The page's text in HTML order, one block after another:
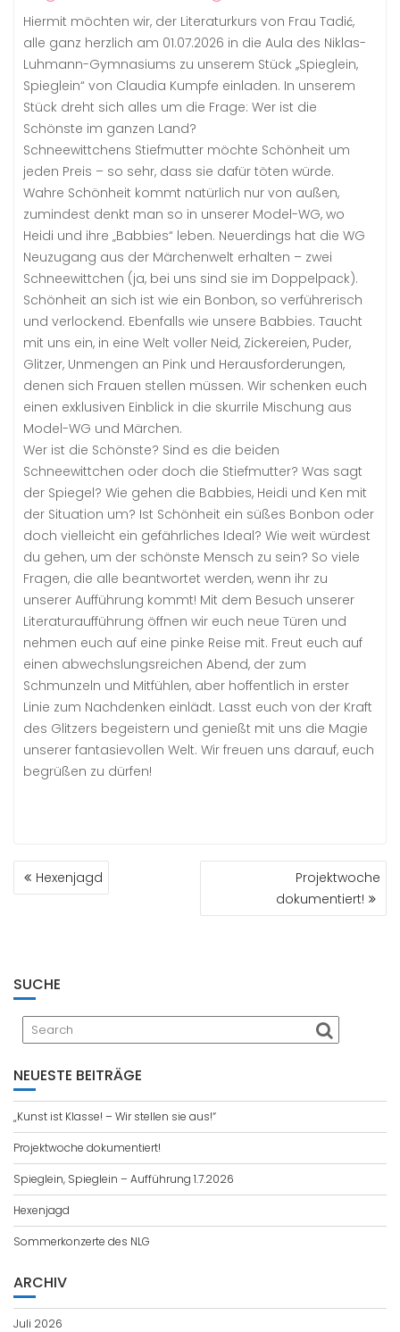
Hiermit möchten wir, der Literaturkurs von Frau Tadić,
alle ganz herzlich am 01.07.2026 in die Aula des Niklas-
Luhmann-Gymnasiums zu unserem Stück ,,Spieglein,
Spieglein“ von Claudia Kumpfe einladen. In unserem
Stück dreht sich alles um die Frage: Wer ist die
Schönste im ganzen Land?
Schneewittchens Stiefmutter möchte Schönheit um
jeden Preis – so sehr, dass sie dafür töten würde.
Wahre Schönheit kommt natürlich nur von außen,
zumindest denkt man so in unserer Model-WG, wo
Heidi und ihre „Babbies“ leben. Neuerdings hat die WG
Neuzugang aus der Märchenwelt erhalten – zwei
Schneewittchen (ja, bei uns sind sie im Doppelpack).
Schönheit an sich ist wie ein Bonbon, so verführerisch
und verlockend. Ebenfalls wie unsere Babbies. Taucht
mit uns ein, in eine Welt voller Neid, Zickereien, Puder,
Glitzer, Unmengen an Pink und Herausforderungen,
denen sich Frauen stellen müssen. Wir schenken euch
einen exklusiven Einblick in die skurrile Mischung aus
Model-WG und Märchen.
Wer ist die Schönste? Sind es die beiden
Schneewittchen oder doch die Stiefmutter? Was sagt
der Spiegel? Wie gehen die Babbies, Heidi und Ken mit
der Situation um? Ist Schönheit ein süßes Bonbon oder
doch vielleicht ein gefährliches Ideal? Wie weit würdest
du gehen, um der schönste Mensch zu sein? So viele
Fragen, die alle beantwortet werden, wenn ihr zu
unserer Aufführung kommt! Mit dem Besuch unserer
Literaturaufführung öffnen wir euch neue Türen und
nehmen euch auf eine pinke Reise mit. Freut euch auf
einen abwechslungsreichen Abend, der zum
Schmunzeln und Mitfühlen, aber hoffentlich in erster
Linie zum Nachdenken einlädt. Lasst euch von der Kraft
des Glitzers begeistern und genießt mit uns die Magie
unserer fantasievollen Welt. Wir freuen uns darauf, euch
begrüßen zu dürfen!
BEITRAGSNAVIGATION
Hexenjagd
Projektwoche
dokumentiert!
SUCHE
NEUESTE BEITRÄGE
„Kunst ist Klasse! – Wir stellen sie aus!“
Projektwoche dokumentiert!
Spieglein, Spieglein – Aufführung 1.7.2026
Hexenjagd
Sommerkonzerte des NLG
ARCHIV
Juli 2026